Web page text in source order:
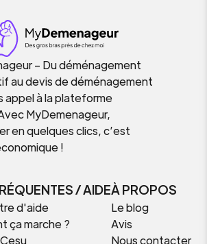
– Du déménagement
au devis de déménagement
appel à la plateforme
MyDemenageur,
en quelques clics, c’est
!
/ AIDE
d'aide
ça marche ?
Cesu
À PROPOS
Le blog
Avis
Nous contacter